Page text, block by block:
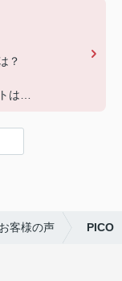
？
は？
お客様の声 PICO